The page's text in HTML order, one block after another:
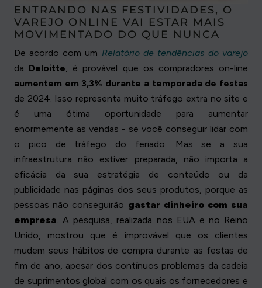
ENTRANDO NAS FESTIVIDADES, O
VAREJO ONLINE VAI ESTAR MAIS
MOVIMENTADO DO QUE NUNCA
De acordo com um Relatório de tendências do varejo
da Deloitte, é provável que os compradores on-line
aumentem em 3,3% durante a temporada de festas
de 2024. Isso representa muito tráfego extra no site e
é uma ótima oportunidade para aumentar
enormemente as vendas - se você conseguir lidar com
o pico de tráfego do feriado. Mas se a sua
infraestrutura não estiver preparada, não importa a
eficácia da sua estratégia de conteúdo ou da
publicidade nas páginas dos seus produtos, porque as
pessoas não conseguirão gastar dinheiro com sua
empresa. A pesquisa, realizada nos EUA e no Reino
Unido, mostrou que é improvável que os clientes
mudem seus hábitos de compra durante as festas de
fim de ano, apesar dos contínuos problemas da cadeia
de suprimentos global com os quais os fornecedores e